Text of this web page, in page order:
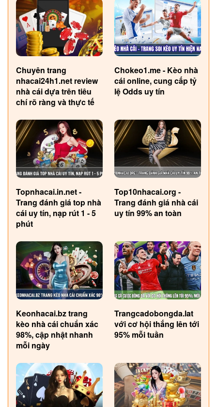
Chuyên trang
nhacai24h1.net review
nhà cái dựa trên tiêu
chí rõ ràng và thực tế
Chokeo1.me - Kèo nhà
cái online, cung cấp tỷ
lệ Odds uy tín
Topnhacai.in.net -
Trang đánh giá top nhà
cái uy tín, nạp rút 1 - 5
phút
Top10nhacai.org -
Trang đánh giá nhà cái
uy tín 99% an toàn
Keonhacai.bz trang
kèo nhà cái chuẩn xác
98%, cập nhật nhanh
mỗi ngày
Trangcadobongda.lat
với cơ hội thắng lên tới
95% mỗi tuần